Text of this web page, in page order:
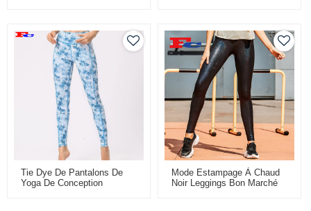
Tie Dye De Pantalons De
Yoga De Conception
Mode Estampage À Chaud
Noir Leggings Bon Marché